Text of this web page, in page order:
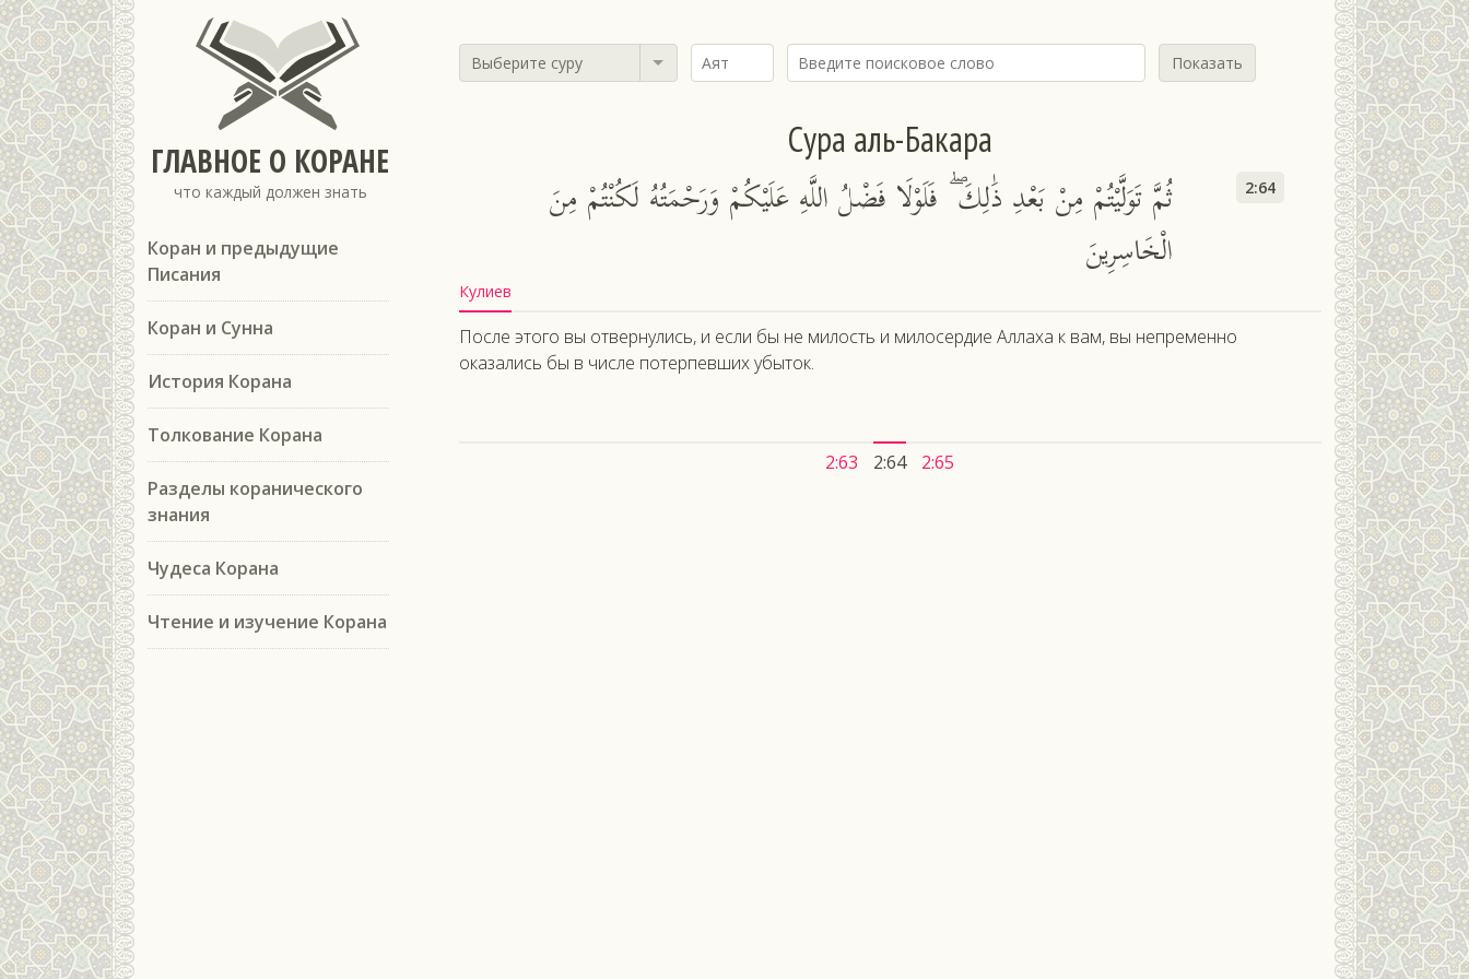
ГЛАВНОЕ О КОРАНЕ
что каждый должен знать
Коран и предыдущие
Писания
Коран и Сунна
История Корана
Толкование Корана
Разделы коранического
знания
Чудеса Корана
Чтение и изучение Корана
Выберите суру Показать
Сура аль-Бакара
ثُمَّ تَوَلَّيْتُمْ مِنْ بَعْدِ ذَٰلِكَ ۖ فَلَوْلَا فَضْلُ اللَّهِ عَلَيْكُمْ وَرَحْمَتُهُ لَكُنْتُمْ مِنَ
الْخَاسِرِينَ
2:64
Кулиев
После этого вы отвернулись, и если бы не милость и милосердие Аллаха к вам, вы непременно
оказались бы в числе потерпевших убыток.
2:63 2:64 2:65